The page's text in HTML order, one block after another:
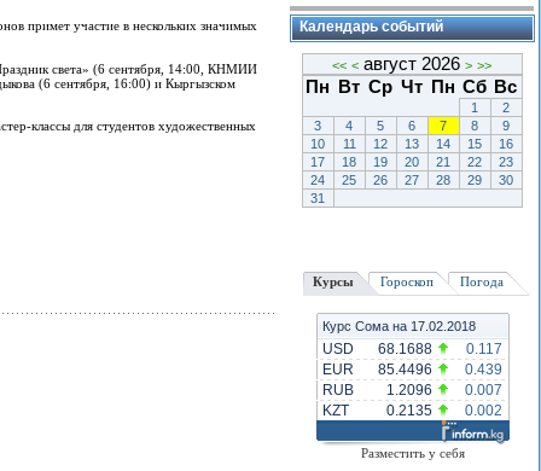
примет участие в нескольких значимых
света» (6 сентября, 14:00, КНМИИ
(6 сентября, 16:00) и Кыргызском
классы для студентов художественных
Календарь событий
<< < август 2026 > >>
Пн Вт Ср Чт Пн Сб Вс
1
2
3
4 5 6 7 8
9
10
11 12 13 14 15
16
17
18 19 20 21 22
23
24
25 26 27 28 29
30
31
Курсы Гороскоп Погода
Курс Сома на 17.02.2018
USD 68.1688
0.117
EUR
85.4496
0.439
RUB
1.2096
0.007
KZT
0.2135 0.002
Разместить у себя